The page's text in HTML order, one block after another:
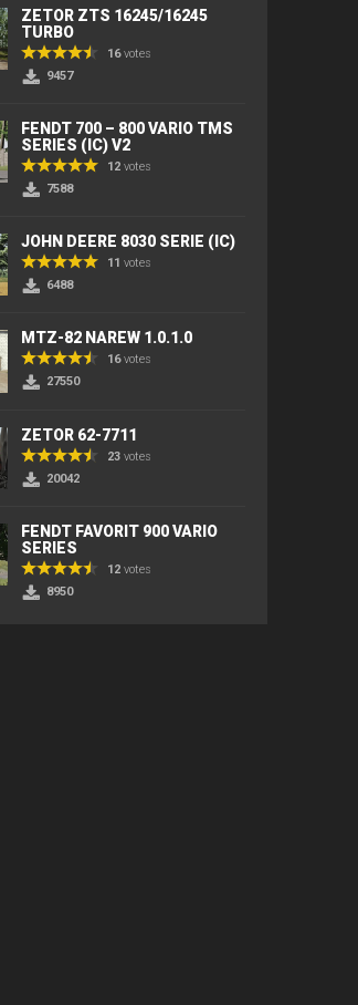
ZETOR ZTS 16245/16245
TURBO
16votes
9457
FENDT 700 – 800 VARIO TMS
SERIES (IC) V2
12 votes
7588
JOHN DEERE 8030 SERIE (IC)
11 votes
6488
MTZ-82 NAREW 1.0.1.0
16votes
27550
ZETOR 62-7711
23 votes
20042
FENDT FAVORIT 900 VARIO
SERIES
12 votes
8950